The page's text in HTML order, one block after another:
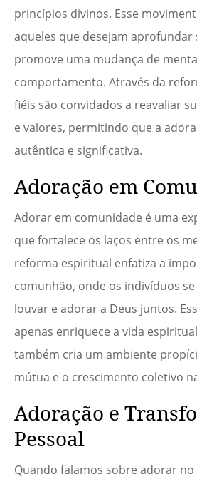
princípios divinos. Esse
aqueles que desejam aprofundar
promove uma mudança de
comportamento. Através da
fiéis são convidados a reavaliar
e valores, permitindo que a
autêntica e significativa.
Adoração em
Adorar em comunidade é uma
que fortalece os laços entre os
reforma espiritual enfatiza a
comunhão, onde os indivíduos
louvar e adorar a Deus juntos.
apenas enriquece a vida
também cria um ambiente
mútua e o crescimento coletivo
Adoração e
Pessoal
Quando falamos sobre adorar